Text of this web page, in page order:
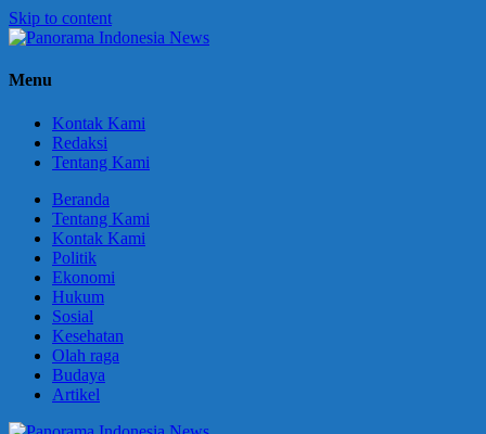
Skip to content
Panorama
Berani
Menu
Kontak Kami
Redaksi
Tentang Kami
Beranda
Tentang Kami
Kontak Kami
Politik
Ekonomi
Hukum
Sosial
Kesehatan
Olah raga
Budaya
Artikel